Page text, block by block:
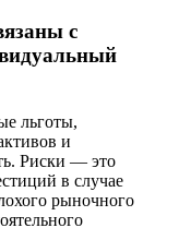
с
льготы,
и
Риски — это
в случае
рыночного